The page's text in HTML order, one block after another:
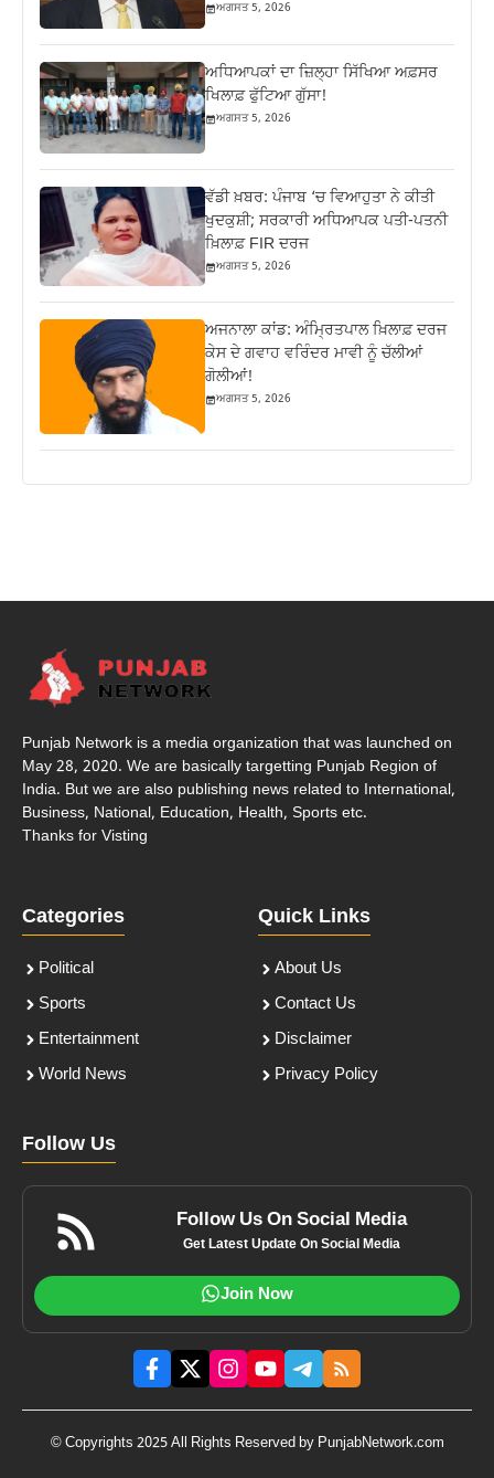
ਅਗਸਤ 5, 2026
ਅਧਿਆਪਕਾਂ ਦਾ ਜ਼‍ਿਲ੍ਹਾ ਸਿੱਖਿਆ ਅਫ਼ਸਰ
ਖਿਲਾਫ਼ ਫੁੱਟਿਆ ਗੁੱਸਾ!
ਅਗਸਤ 5, 2026
ਵੱਡੀ ਖ਼ਬਰ: ਪੰਜਾਬ ‘ਚ ਵਿਆਹੁਤਾ ਨੇ ਕੀਤੀ
ਖੁਦਕੁਸ਼ੀ; ਸਰਕਾਰੀ ਅਧਿਆਪਕ ਪਤੀ-ਪਤਨੀ
ਖ਼ਿਲਾਫ਼ FIR ਦਰਜ
ਅਗਸਤ 5, 2026
ਅਜਨਾਲਾ ਕਾਂਡ: ਅੰਮ੍ਰਿਤਪਾਲ ਖ਼ਿਲਾਫ਼ ਦਰਜ
ਕੇਸ ਦੇ ਗਵਾਹ ਵਰਿੰਦਰ ਮਾਵੀ ਨੂੰ ਚੱਲੀਆਂ
ਗੋਲੀਆਂ!
ਅਗਸਤ 5, 2026
Punjab Network is a media organization that was launched on
May 28, 2020. We are basically targetting Punjab Region of
India. But we are also publishing news related to International,
Business, National, Education, Health, Sports etc.
Thanks for Visting
Categories
Political
Sports
Entertainment
World News
Quick Links
About Us
Contact Us
Disclaimer
Privacy Policy
Follow Us
Follow Us On Social Media
Get Latest Update On Social Media
Join Now
© Copyrights 2025 All Rights Reserved by PunjabNetwork.com